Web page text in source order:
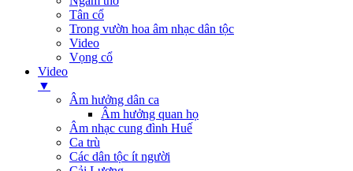
Tân cổ
Trong vườn hoa âm nhạc dân tộc
Video
Vọng cổ
Video
▼
Âm hưởng dân ca
Âm hưởng quan họ
Âm nhạc cung đình Huế
Ca trù
Các dân tộc ít người